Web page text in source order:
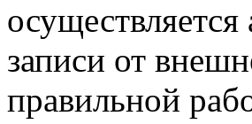
осуществляется
записи от
правильной